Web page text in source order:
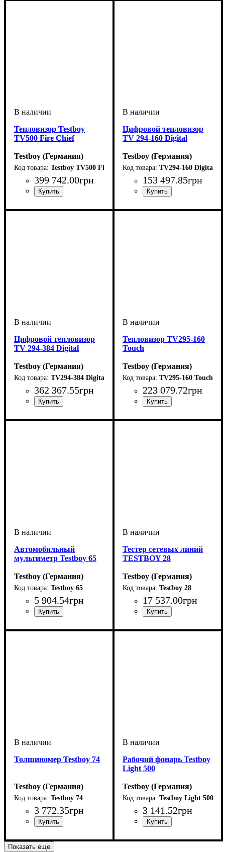
Тепловизор Testboy
TV500 Fire Chief
Testboy (Германия)
Testboy TV500 Fire Chief
399 742.00грн
Цифровой тепловизор
TV 294-160 Digital
Testboy (Германия)
TV294-160 Digital
153 497.85грн
Цифровой тепловизор
TV 294-384 Digital
Testboy (Германия)
TV294-384 Digital
362 367.55грн
Тепловизор TV295-160
Touch
Testboy (Германия)
TV295-160 Touch
223 079.72грн
Автомобильный
мультиметр Testboy 65
Testboy (Германия)
Testboy 65
5 904.54грн
Тестер сетевых линий
TESTBOY 28
Testboy (Германия)
Testboy 28
17 537.00грн
Толщиномер Testboy 74
Testboy (Германия)
Testboy 74
3 772.35грн
Рабочий фонарь Testboy
Light 500
Testboy (Германия)
Testboy Light 500
3 141.52грн
Показать еще